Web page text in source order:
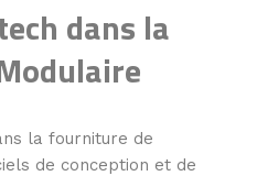
dans la
la fourniture de
de conception et de